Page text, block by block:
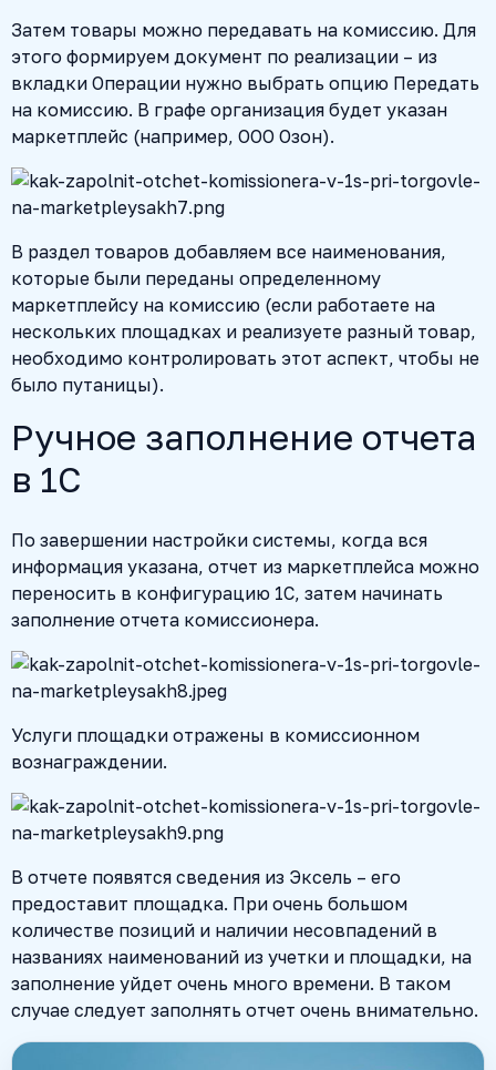
Затем товары можно передавать на комиссию. Для
этого формируем документ по реализации – из
вкладки Операции нужно выбрать опцию Передать
на комиссию. В графе организация будет указан
маркетплейс (например, ООО Озон).
В раздел товаров добавляем все наименования,
которые были переданы определенному
маркетплейсу на комиссию (если работаете на
нескольких площадках и реализуете разный товар,
необходимо контролировать этот аспект, чтобы не
было путаницы).
Ручное заполнение отчета
в 1С
По завершении настройки системы, когда вся
информация указана, отчет из маркетплейса можно
переносить в конфигурацию 1С, затем начинать
заполнение отчета комиссионера.
Услуги площадки отражены в комиссионном
вознаграждении.
В отчете появятся сведения из Эксель – его
предоставит площадка. При очень большом
количестве позиций и наличии несовпадений в
названиях наименований из учетки и площадки, на
заполнение уйдет очень много времени. В таком
случае следует заполнять отчет очень внимательно.